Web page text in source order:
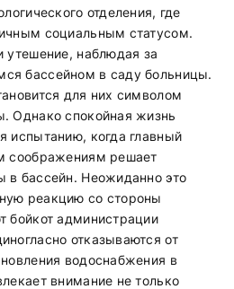
отделения, где
социальным статусом.
утешение, наблюдая за
бассейном в саду больницы.
для них символом
Однако спокойная жизнь
испытанию, когда главный
соображениям решает
в бассейн. Неожиданно это
реакцию со стороны
бойкот администрации
отказываются от
водоснабжения в
внимание не только